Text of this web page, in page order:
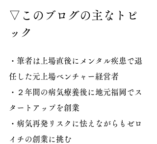
▽このブログの主なトピ
ック
・筆者は上場直後にメンタル疾患で退
任した元上場ベンチャー経営者
・２年間の病気療養後に地元福岡でス
タートアップを創業
・病気再発リスクに怯えながらもゼロ
イチの創業に挑む